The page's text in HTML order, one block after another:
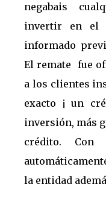
negabais
invertir en el
informado
El remate fue
a los clientes
exacto ¡ un
inversión, más
crédito. Con
la entidad